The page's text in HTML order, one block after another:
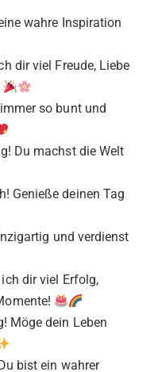
wahre Inspiration
dir viel Freude, Liebe
so bunt und
Du machst die Welt
Genieße deinen Tag
und verdienst
dir viel Erfolg,
Möge dein Leben
bist ein wahrer